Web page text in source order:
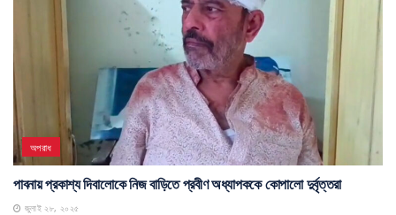
অপরাধ
পাবনায় প্রকাশ্য দিবালোকে নিজ বাড়িতে প্রবীণ অধ্যাপককে কোপালো দুর্বৃত্তরা
জুলাই ২৮, ২০২৫